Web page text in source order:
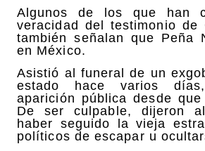
Algunos de los que han
veracidad del testimonio de
también señalan que Peña
en México.
Asistió al funeral de un
estado hace varios
aparición pública desde
De ser culpable, dijeron
haber seguido la vieja
políticos de escapar u